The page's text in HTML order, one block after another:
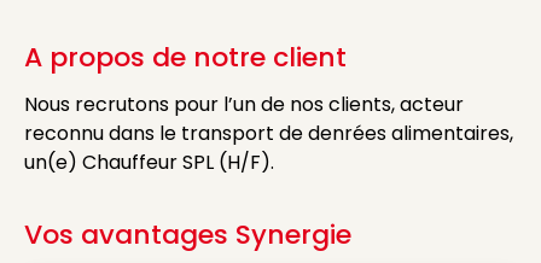
A propos de notre client
Nous recrutons pour l’un de nos clients, acteur
reconnu dans le transport de denrées alimentaires,
un(e) Chauffeur SPL (H/F).
Vos avantages Synergie